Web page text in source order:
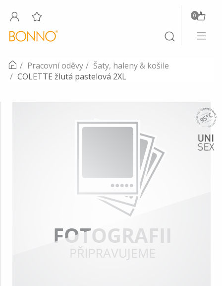
Toggle
search
0
Toggle
Pracovní oděvy
Šaty, haleny & košile
COLETTE žlutá pastelová 2XL